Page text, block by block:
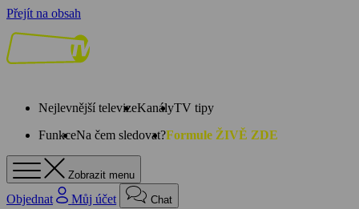
Přejít na obsah
Nejlevnější televizeKanályTV tipy
FunkceNa čem sledovat?Formule ŽIVĚ ZDE
Zobrazit menu
Objednat Můj účet Chat